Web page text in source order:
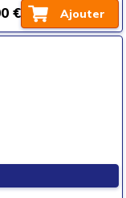
Ajouter
€